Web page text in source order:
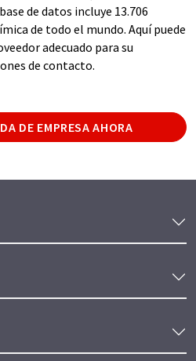
de datos incluye 13.706
de todo el mundo. Aquí puede
adecuado para su
de contacto.
DE EMPRESA AHORA